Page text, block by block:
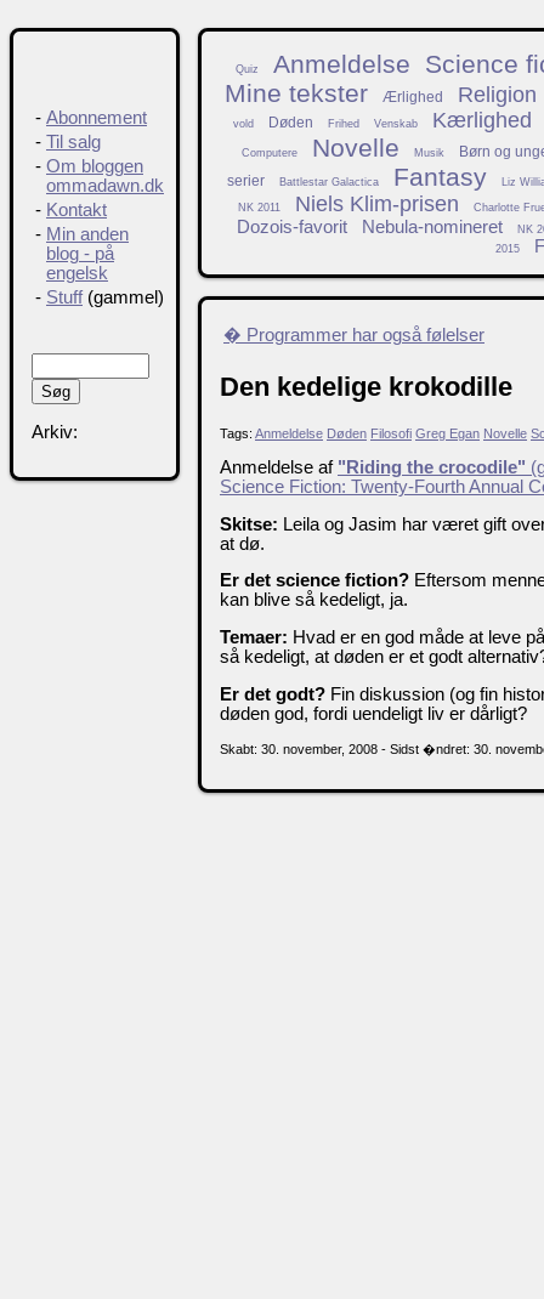
Quiz Anmeldelse
Science
Mine tekster
Ærlighed Religion
vold Døden Frihed Venskab Kærlighed
Computere Novelle Musik
Børn og
serier
Battlestar Galactica Fantasy Liz
NK 2011 Niels Klim-prisen Charlotte
Dozois-favorit Nebula-nomineret
NK
2015
� Programmer har også følelser
Den kedelige krokodille
Tags: Anmeldelse Døden Filosofi Greg Egan Novelle
Anmeldelse af "Riding the crocodile"
Science Fiction: Twenty-Fourth Annual
Skitse: Leila og Jasim har været gift
at dø.
Er det science fiction? Eftersom
kan blive så kedeligt, ja.
Temaer: Hvad er en god måde at leve
så kedeligt, at døden er et godt
Er det godt? Fin diskussion (og fin
døden god, fordi uendeligt liv er dårligt?
Skabt: 30. november, 2008 - Sidst �ndret: 30.
- Abonnement
- Til salg
- Om bloggen
ommadawn.dk
- Kontakt
- Min anden
blog - på
engelsk
- Stuff(gammel)
Arkiv: